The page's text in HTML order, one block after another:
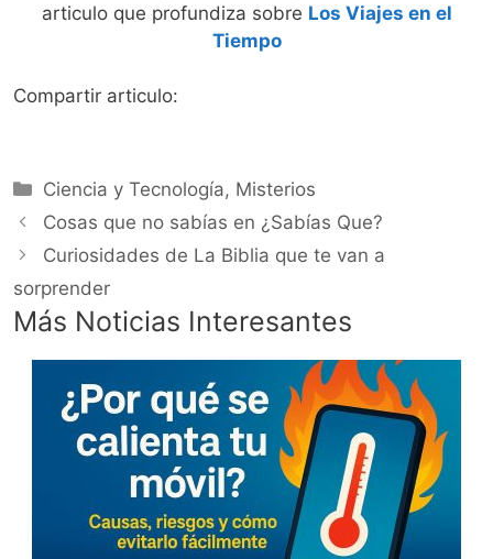
articulo que profundiza sobre Los Viajes en el
Tiempo
Compartir articulo:
Categorías
Ciencia y Tecnología, Misterios
Cosas que no sabías en ¿Sabías Que?
Curiosidades de La Biblia que te van a
sorprender
Más Noticias Interesantes